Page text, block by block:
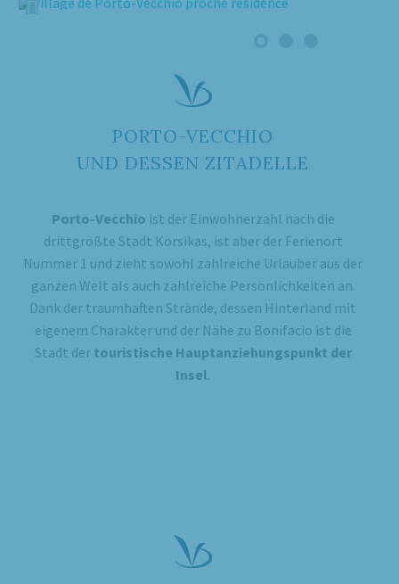
PORTO-VECCHIO
UND DESSEN ZITADELLE
Porto-Vecchio ist der Einwohnerzahl nach die
drittgrößte Stadt Korsikas, ist aber der Ferienort
Nummer 1 und zieht sowohl zahlreiche Urlauber aus der
ganzen Welt als auch zahlreiche Persönlichkeiten an.
Dank der traumhaften Strände, dessen Hinterland mit
eigenem Charakter und der Nähe zu Bonifacio ist die
Stadt der touristische Hauptanziehungspunkt der
Insel.